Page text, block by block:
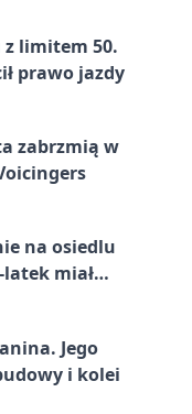
limitem 50.
prawo jazdy
zabrzmią w
na osiedlu
miał
Jego
i kolei